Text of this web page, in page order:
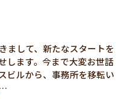
まして、新たなスタートを
します。今まで大変お世話
ビルから、事務所を移転い